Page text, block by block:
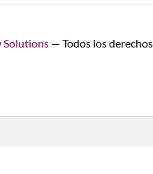
Solutions — Todos los